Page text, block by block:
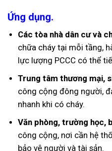
Ứng dụng.
Các tòa nhà dân cư và
chữa cháy tại mỗi tầng,
lực lượng PCCC có thể
Trung tâm thương mại,
công cộng đông người,
nhanh khi có cháy.
Văn phòng, trường học,
công cộng, nơi cần hệ
bảo vệ người và tài sản.